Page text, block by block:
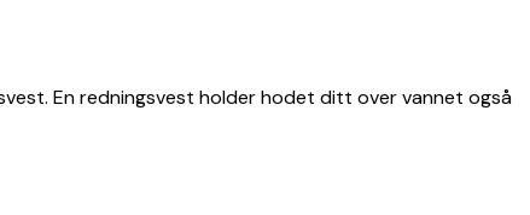
En redningsvest holder hodet ditt over vannet også